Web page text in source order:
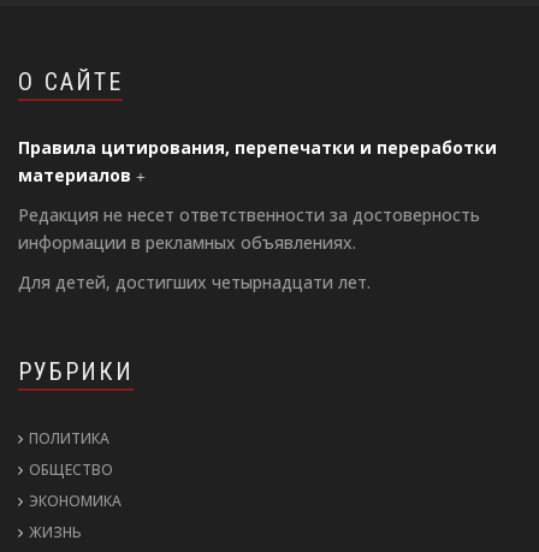
О САЙТЕ
Правила цитирования, перепечатки и переработки
материалов
Редакция не несет ответственности за достоверность
информации в рекламных объявлениях.
Для детей, достигших четырнадцати лет.
РУБРИКИ
ПОЛИТИКА
ОБЩЕСТВО
ЭКОНОМИКА
ЖИЗНЬ